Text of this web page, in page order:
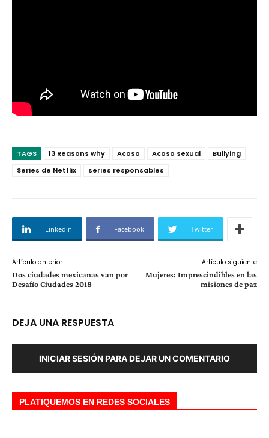
TAGS 13 Reasons why Acoso Acoso sexual
Bullying
Series de Netflix
series responsables
Linkedin Facebook Twitter
Artículo anterior
Dos ciudades mexicanas van por
Desafío Ciudades 2018
Artículo siguiente
Mujeres: Imprescindibles en las
misiones de paz
DEJA UNA RESPUESTA
INICIAR SESIÓN PARA DEJAR UN COMENTARIO
PLATIQUEMOS EN REDES SOCIALES